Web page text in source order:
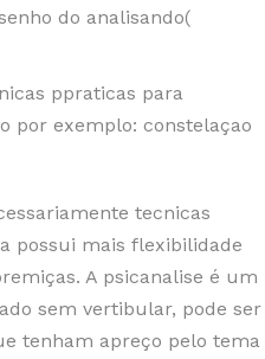
do analisando(
ppraticas para
por exemplo: constelaçao
tecnicas
possui mais flexibilidade
A psicanalise é um
sem vertibular, pode ser
tenham apreço pelo tema